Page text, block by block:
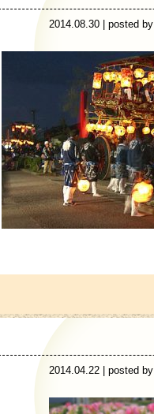
2014.08.30 | posted by
2014.04.22 | posted by